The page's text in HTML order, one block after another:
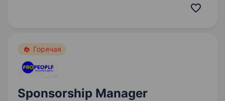
Горячая
Sponsorship Manager